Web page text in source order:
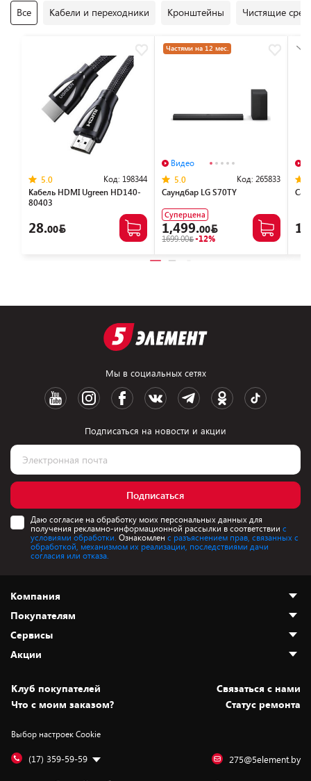
Все Кабели и переходники Кронштейны Чистящие
5.0 Код: 198344
Кабель HDMI Ugreen HD140-
80403
28.00
Частями на 12 мес.
Видео
5.0
Код: 265833
Саундбар LG S70TY
Суперцена
1,499.00
1699.00 -12%
Мы в социальных сетях
Подписаться на новости и акции
Подписаться
Даю согласие на обработку моих персональных данных для
получения рекламно-информационной рассылки в соответствии с
условиями обработки. Ознакомлен с разъяснением прав, связанных с
обработкой, механизмом их реализации, последствиями дачи
согласия или отказа.
Компания
О нас
Адреса магазинов
Новости
Статьи и обзоры
Вакансии
Дай пять добру!
Покупателям
Как сделать заказ
Оплата и доставка
Безналичный расчёт
Обмен и возврат товара
Обработка персональных данных
Подарочные карты
Сервисы
Установка техники
Для игровых консолей
Для мобильных устройств
Для компьютеров
Акции
Скидки и промокоды
Белорусские товары
Бонусы
Оплата частями
Клуб покупателей
Cвязаться с нами
Что с моим заказом?
Статус ремонта
Выбор настроек Cookie
(17) 359-59-59 275@5element.by